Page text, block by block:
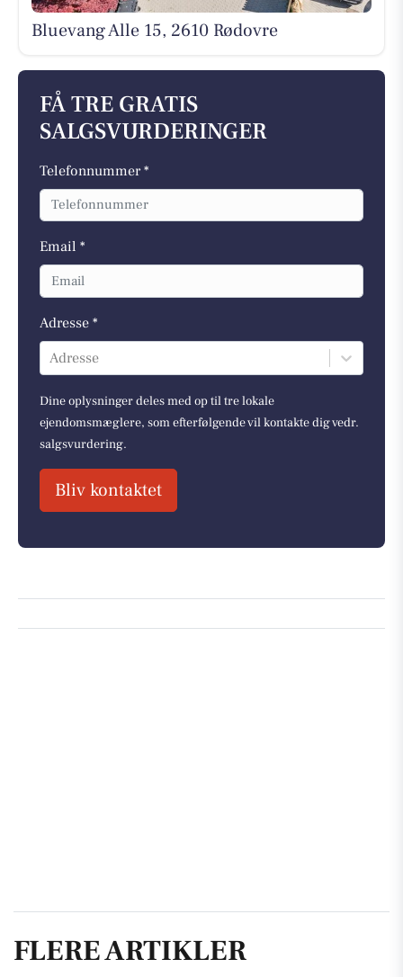
Bluevang Alle 15, 2610 Rødovre
FÅ TRE GRATIS
SALGSVURDERINGER
Telefonnummer *
Email *
Adresse *
Adresse
Dine oplysninger deles med op til tre lokale
ejendomsmæglere, som efterfølgende vil kontakte dig vedr.
salgsvurdering.
Bliv kontaktet
FLERE ARTIKLER